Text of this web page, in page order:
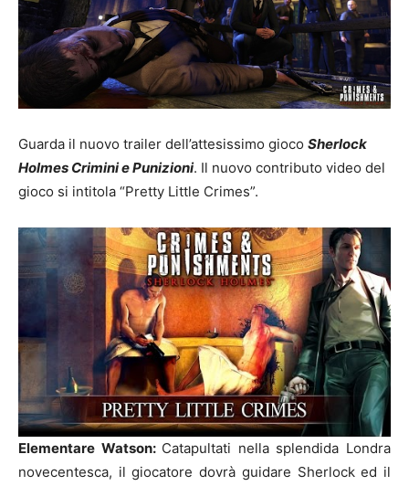
Guarda il nuovo trailer dell’attesissimo gioco Sherlock
Holmes Crimini e Punizioni. Il nuovo contributo video del
gioco si intitola “Pretty Little Crimes”.
Elementare Watson: Catapultati nella splendida Londra
novecentesca, il giocatore dovrà guidare Sherlock ed il